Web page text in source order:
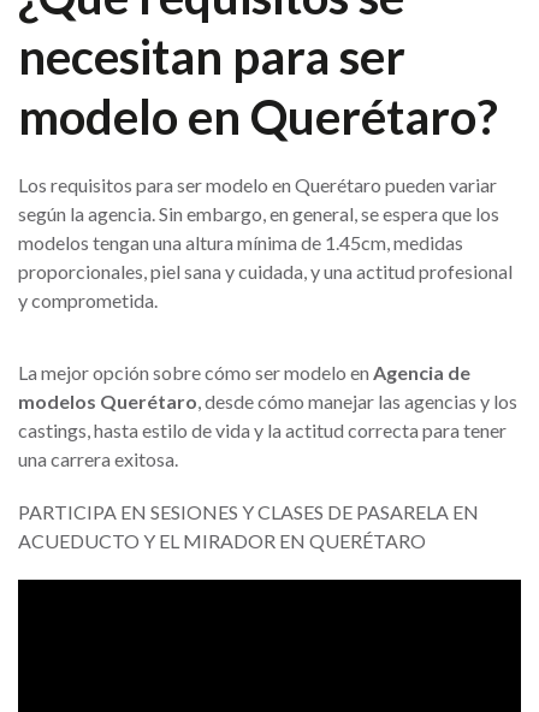
necesitan para ser
modelo en Querétaro?
Los requisitos para ser modelo en Querétaro pueden variar
según la agencia. Sin embargo, en general, se espera que los
modelos tengan una altura mínima de 1.45cm, medidas
proporcionales, piel sana y cuidada, y una actitud profesional
y comprometida.
La mejor opción sobre cómo ser modelo en Agencia de
modelos Querétaro, desde cómo manejar las agencias y los
castings, hasta estilo de vida y la actitud correcta para tener
una carrera exitosa.
PARTICIPA EN SESIONES Y CLASES DE PASARELA EN
ACUEDUCTO Y EL MIRADOR EN QUERÉTARO